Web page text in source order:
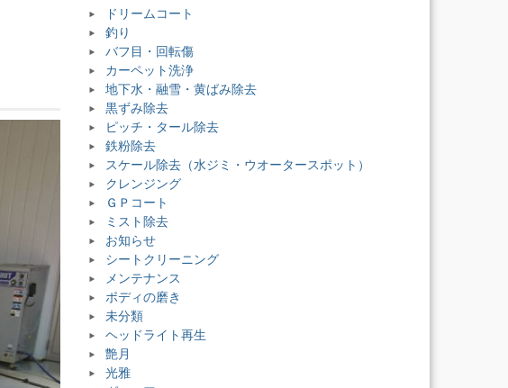
ドリームコート
釣り
バフ目・回転傷
カーペット洗浄
地下水・融雪・黄ばみ除去
黒ずみ除去
ピッチ・タール除去
鉄粉除去
スケール除去（水ジミ・ウオータースポット）
クレンジング
ＧＰコート
ミスト除去
お知らせ
シートクリーニング
メンテナンス
ボディの磨き
未分類
ヘッドライト再生
艶月
光雅